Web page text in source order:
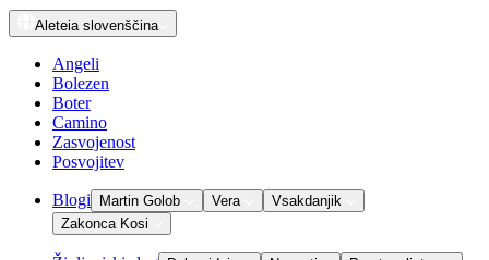
Aleteia slovenščina
Angeli
Bolezen
Boter
Camino
Zasvojenost
Posvojitev
Blogi Martin Golob Vera
Vsakdanjik
Zakonca Kosi